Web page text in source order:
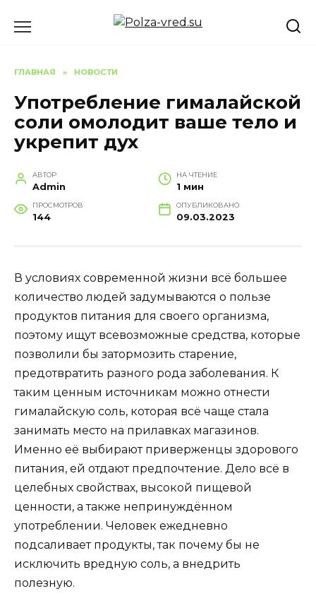
ГЛАВНАЯ » НОВОСТИ
Употребление гималайской
соли омолодит ваше тело и
укрепит дух
АВТОР
Admin
НА ЧТЕНИЕ
1 мин
ПРОСМОТРОВ
144
ОПУБЛИКОВАНО
09.03.2023
В условиях современной жизни всё большее
количество людей задумываются о пользе
продуктов питания для своего организма,
поэтому ищут всевозможные средства, которые
позволили бы затормозить старение,
предотвратить разного рода заболевания. К
таким ценным источникам можно отнести
гималайскую соль, которая всё чаще стала
занимать место на прилавках магазинов.
Именно её выбирают приверженцы здорового
питания, ей отдают предпочтение. Дело всё в
целебных свойствах, высокой пищевой
ценности, а также непринуждённом
употреблении. Человек ежедневно
подсаливает продукты, так почему бы не
исключить вредную соль, а внедрить
полезную.